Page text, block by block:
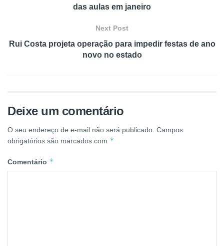
das aulas em janeiro
Next Post
Rui Costa projeta operação para impedir festas de ano
novo no estado
Deixe um comentário
O seu endereço de e-mail não será publicado. Campos
obrigatórios são marcados com *
Comentário *